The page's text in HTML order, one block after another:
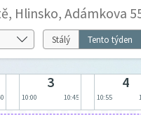
Hlinsko, Adámkova
Stálý Tento týden
3
10:00 10:45
4
10:55